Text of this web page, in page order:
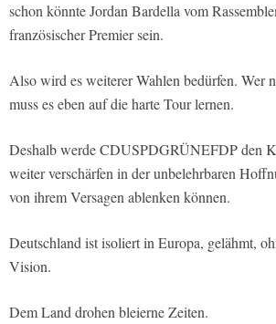
schon könnte Jordan Bardella vom
französischer Premier sein.
Also wird es weiterer Wahlen bedürfen. Wer
muss es eben auf die harte Tour lernen.
Deshalb werde CDUSPDGRÜNEFDP den
weiter verschärfen in der unbelehrbaren
von ihrem Versagen ablenken können.
Deutschland ist isoliert in Europa, gelähmt,
Vision.
Dem Land drohen bleierne Zeiten.